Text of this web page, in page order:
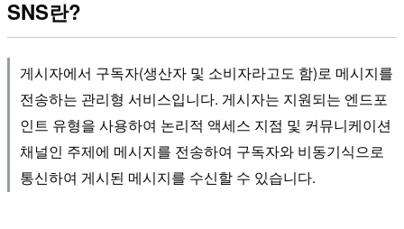
SNS란?
게시자에서 구독자(생산자 및 소비자라고도 함)로 메시지를
전송하는 관리형 서비스입니다. 게시자는 지원되는 엔드포
인트 유형을 사용하여 논리적 액세스 지점 및 커뮤니케이션
채널인 주제에 메시지를 전송하여 구독자와 비동기식으로
통신하여 게시된 메시지를 수신할 수 있습니다.